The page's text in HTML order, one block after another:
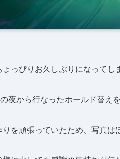
っぴりお久しぶりになってし
夜から行なったホールド替え
を頑張っていたため、写真